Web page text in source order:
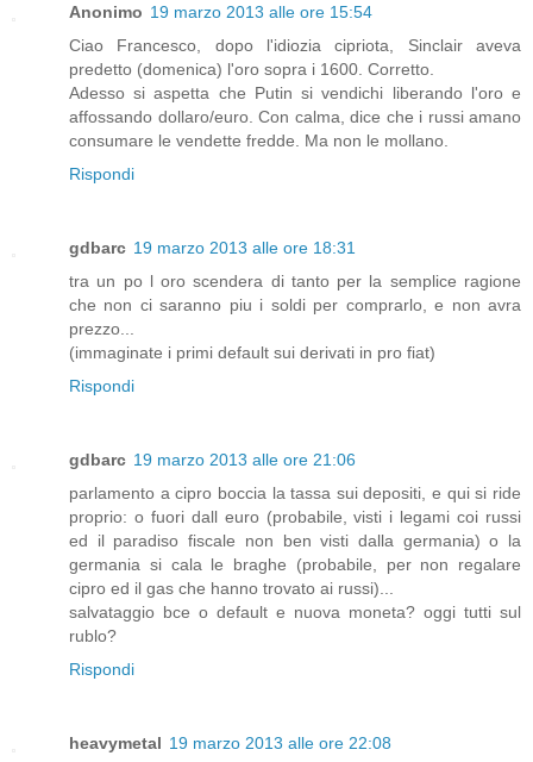
Anonimo 19 marzo 2013 alle ore 15:54
Ciao Francesco, dopo l'idiozia cipriota, Sinclair aveva
predetto (domenica) l'oro sopra i 1600. Corretto.
Adesso si aspetta che Putin si vendichi liberando l'oro e
affossando dollaro/euro. Con calma, dice che i russi amano
consumare le vendette fredde. Ma non le mollano.
Rispondi
gdbarc 19 marzo 2013 alle ore 18:31
tra un po l oro scendera di tanto per la semplice ragione
che non ci saranno piu i soldi per comprarlo, e non avra
prezzo...
(immaginate i primi default sui derivati in pro fiat)
Rispondi
gdbarc 19 marzo 2013 alle ore 21:06
parlamento a cipro boccia la tassa sui depositi, e qui si ride
proprio: o fuori dall euro (probabile, visti i legami coi russi
ed il paradiso fiscale non ben visti dalla germania) o la
germania si cala le braghe (probabile, per non regalare
cipro ed il gas che hanno trovato ai russi)...
salvataggio bce o default e nuova moneta? oggi tutti sul
rublo?
Rispondi
heavymetal 19 marzo 2013 alle ore 22:08